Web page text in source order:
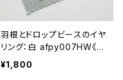
羽根とドロップビースのイヤ
リング：白 afpy007HW《ア
レルギー対応》
¥1,800